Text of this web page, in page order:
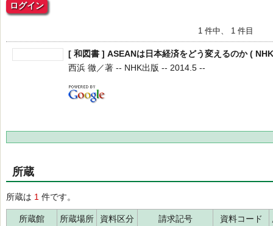
ログイン
1 件中、 1 件目
[ 和図書 ] ASEANは日本経済をどう変えるのか (
西浜 徹／著 -- NHK出版 -- 2014.5 --
所蔵
所蔵は 1 件です。
所蔵館 所蔵場所 資料区分 請求記号 資料コード